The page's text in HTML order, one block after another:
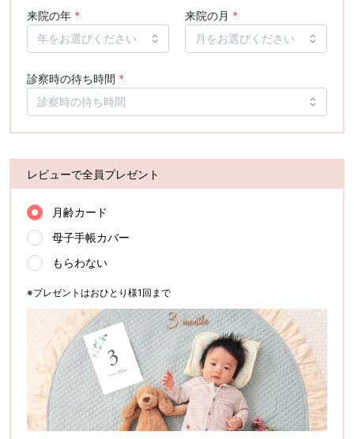
来院の年 * 来院の月 *
診察時の待ち時間 *
レビューで全員プレゼント
月齢カード
母子手帳カバー
もらわない
※プレゼントはおひとり様1回まで